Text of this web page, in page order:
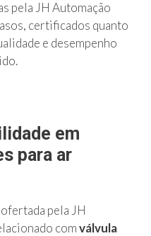
pela JH Automação
certificados quanto
e desempenho
em
para ar
pela JH
comválvula